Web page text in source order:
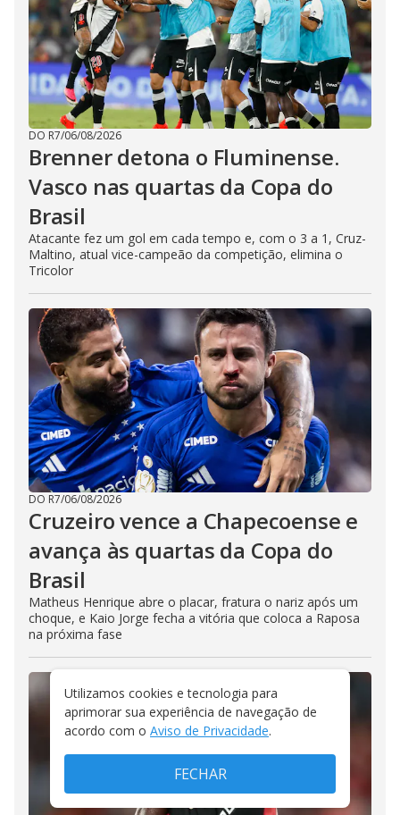
DO R7/06/08/2026
Brenner detona o Fluminense.
Vasco nas quartas da Copa do
Brasil
Atacante fez um gol em cada tempo e, com o 3 a 1, Cruz-
Maltino, atual vice-campeão da competição, elimina o
Tricolor
DO R7/06/08/2026
Cruzeiro vence a Chapecoense e
avança às quartas da Copa do
Brasil
Matheus Henrique abre o placar, fratura o nariz após um
choque, e Kaio Jorge fecha a vitória que coloca a Raposa
na próxima fase
Utilizamos cookies e tecnologia para
aprimorar sua experiência de navegação de
acordo com o Aviso de Privacidade.
FECHAR